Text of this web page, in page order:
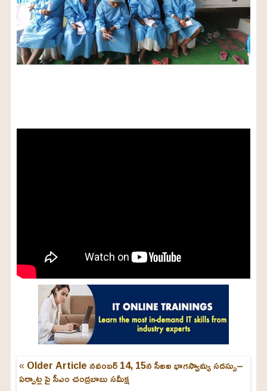
« Older Articleనవంబర్ 14, 15న సీఐఐ భాగస్వామ్య సదస్సు–
ఏర్పాట్ల పై సీఎం చంద్రబాబు సమీక్ష